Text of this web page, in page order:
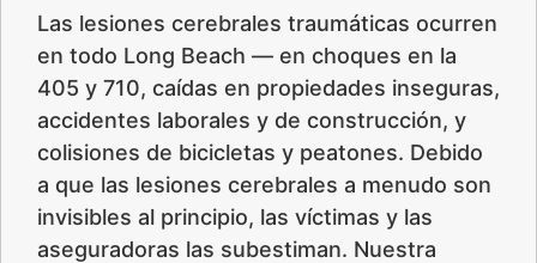
Las lesiones cerebrales traumáticas ocurren
en todo Long Beach — en choques en la
405 y 710, caídas en propiedades inseguras,
accidentes laborales y de construcción, y
colisiones de bicicletas y peatones. Debido
a que las lesiones cerebrales a menudo son
invisibles al principio, las víctimas y las
aseguradoras las subestiman. Nuestra